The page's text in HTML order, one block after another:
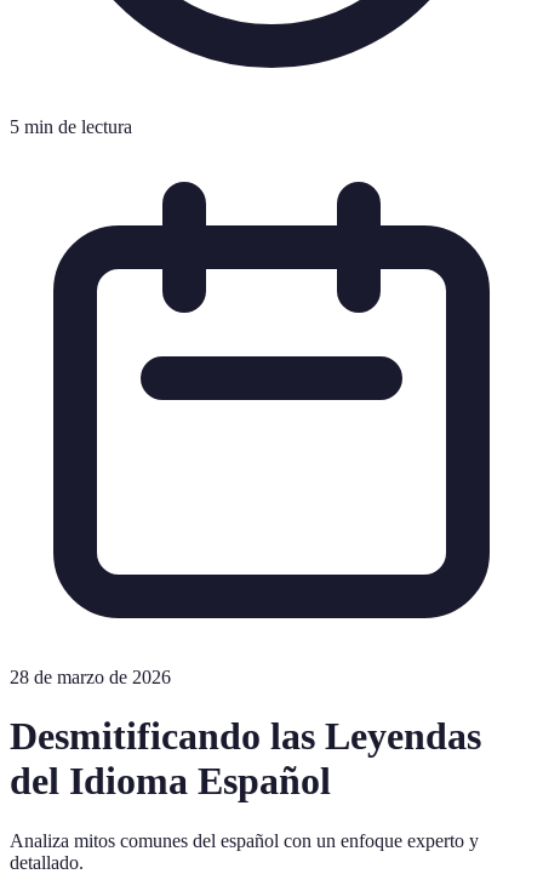
5 min de lectura
28 de marzo de 2026
Desmitificando las Leyendas
del Idioma Español
Analiza mitos comunes del español con un enfoque experto y
detallado.